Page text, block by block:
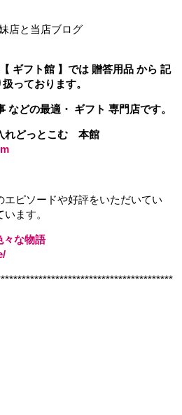
店と当店ブログ
ギフト館 】では 贈答用品 から 記
っております。
などの最適・ ギフト 専門店です。
れどっとこむ 本館
エピソードや好評をいただいてい
ます。
々な物語